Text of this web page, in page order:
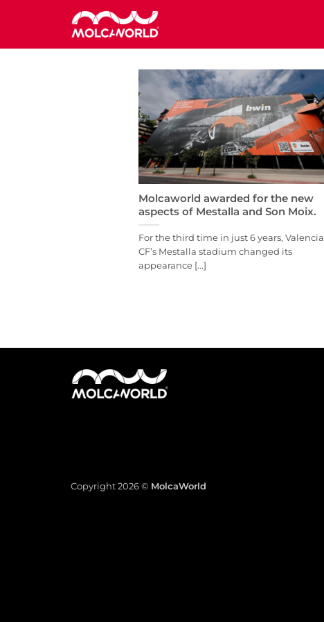
Molcaworld awarded for the new
aspects of Mestalla and Son Moix.
For the third time in just 6 years, Valencia
CF’s Mestalla stadium changed its
appearance [...]
Copyright 2026 © MolcaWorld